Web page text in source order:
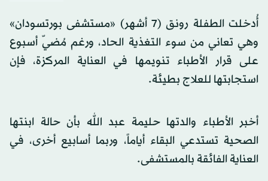
أُدخلت الطفلة رونق (7 أشهر) «مستشفى بورتسودان»
وهي تعاني من سوء التغذية الحاد، ورغم مُضيّ أسبوع
على قرار الأطباء تنويمها في العناية المركزة، فإن
استجابتها للعلاج بطيئة.
أخبر الأطباء والدتها حليمة عبد الله بأن حالة ابنتها
الصحية تستدعي البقاء أياماً، وربما أسابيع أخرى، في
العناية الفائقة بالمستشفى.